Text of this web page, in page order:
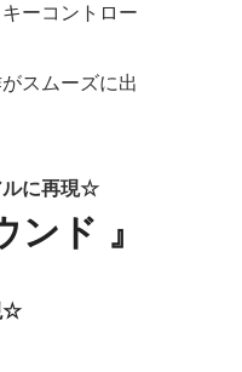
ーコントロー
スムーズに出
ルに再現☆
ンド 』
☆